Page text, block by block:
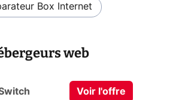
Box Internet
web
Voir l'offre